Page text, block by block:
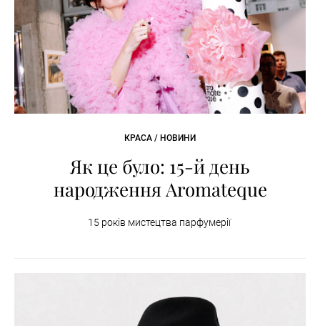
КРАСА / НОВИНИ
Як це було: 15-й день
народження Aromateque
15 років мистецтва парфумерії